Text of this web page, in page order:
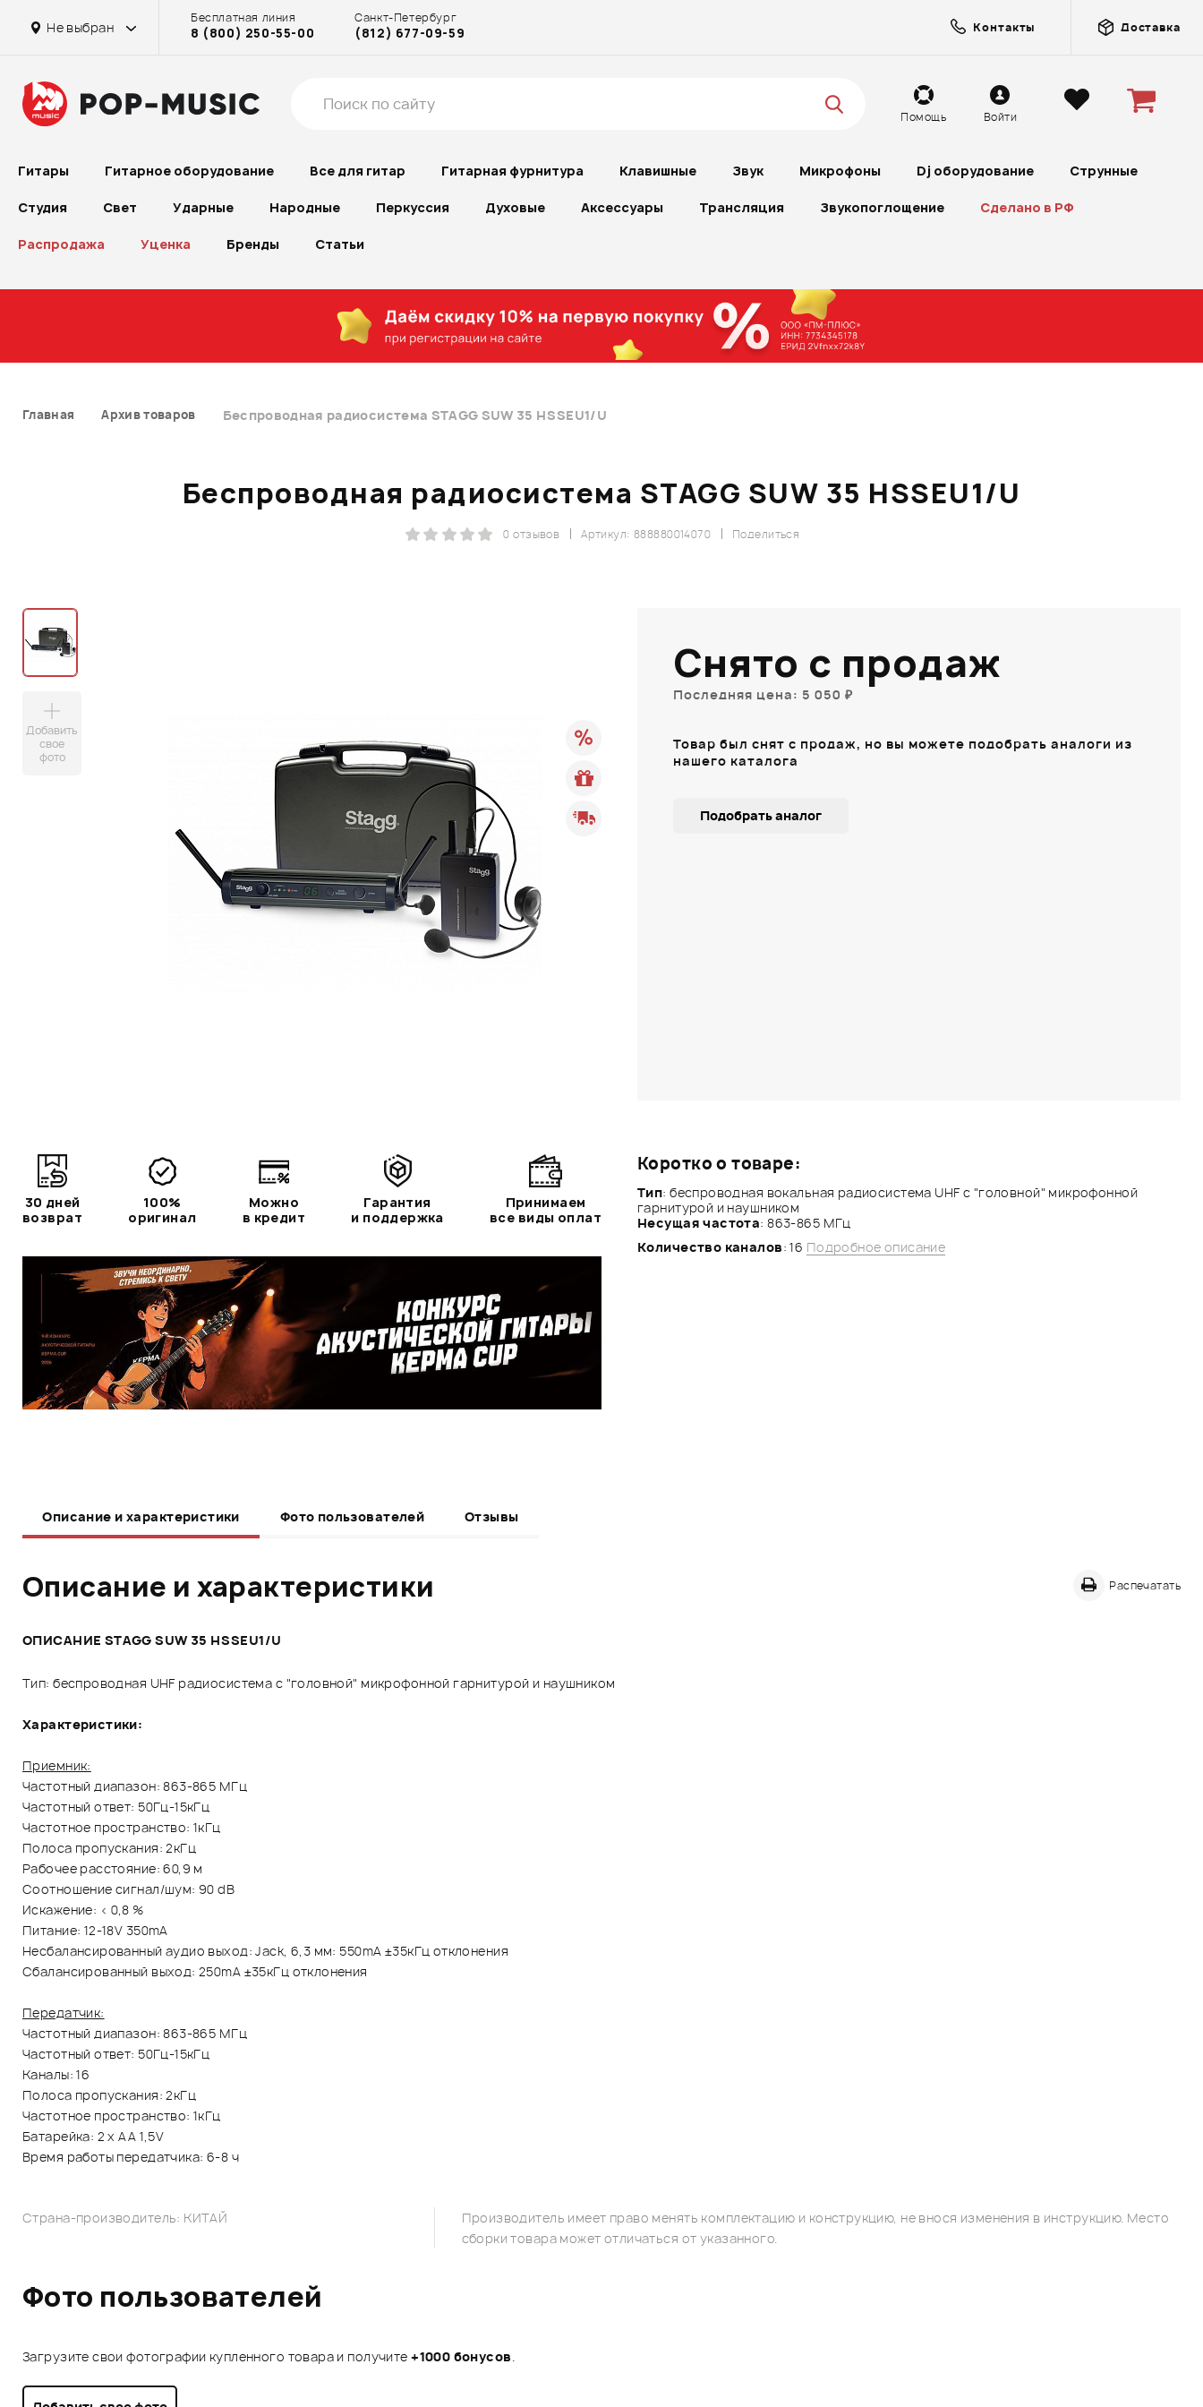
Не выбран
Бесплатная линия
8 (800) 250-55-00
Санкт-Петербург
(812) 677-09-59 Контакты Доставка
Помощь Войти
Гитары Гитарное оборудование Все для гитар Гитарная фурнитура Клавишные Звук Микрофоны Dj оборудование Струнные
Студия Свет Ударные Народные Перкуссия Духовые Аксессуары Трансляция Звукопоглощение Сделано в РФ
Распродажа Уценка Бренды Статьи
Главная Архив товаров Беспроводная радиосистема STAGG SUW 35 HSSEU1/U
Беспроводная радиосистема STAGG SUW 35 HSSEU1/U
Поделиться
Артикул: 888880014070
0 отзывов
Добавить
свое
фото
Коротко о товаре:
Тип: беспроводная вокальная радиосистема UHF с "головной" микрофонной
гарнитурой и наушником
Несущая частота: 863-865 МГц
Количество каналов: 16 Подробное описание
Снято с продаж
Последняя цена: 5 050 ₽
Товар был снят с продаж, но вы можете подобрать аналоги из
нашего каталога
Подобрать аналог
30 дней
возврат
100%
оригинал
Можно
в кредит
Гарантия
и поддержка
Принимаем
все виды оплат
Описание и характеристики Фото пользователей Отзывы
Описание и характеристики Распечатать
ОПИСАНИЕ STAGG SUW 35 HSSEU1/U
Тип: беспроводная UHF радиосистема с "головной" микрофонной гарнитурой и наушником
Характеристики:
Приемник:
Частотный диапазон: 863-865 МГц
Частотный ответ: 50Гц-15кГц
Частотное пространство: 1кГц
Полоса пропускания: 2кГц
Рабочее расстояние: 60,9 м
Соотношение сигнал/шум: 90 dB
Искажение: < 0,8 %
Питание: 12-18V 350mA
Несбалансированный аудио выход: Jack, 6,3 мм: 550mA ±35кГц отклонения
Сбалансированный выход: 250mA ±35кГц отклонения
Передатчик:
Частотный диапазон: 863-865 МГц
Частотный ответ: 50Гц-15кГц
Каналы: 16
Полоса пропускания: 2кГц
Частотное пространство: 1кГц
Батарейка: 2 х АА 1,5V
Время работы передатчика: 6-8 ч
Страна-производитель: КИТАЙ
Производитель имеет право менять комплектацию и конструкцию, не внося изменения в инструкцию. Место
сборки товара может отличаться от указанного.
Фото пользователей
Загрузите свои фотографии купленного товара и получите+1000 бонусов.